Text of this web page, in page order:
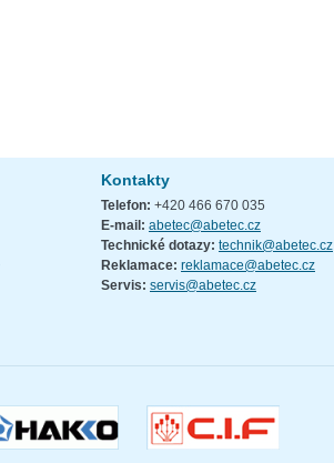
Kontakty
Telefon: +420 466 670 035
E-mail: abetec@abetec.cz
Technické dotazy: technik@abetec.cz
Reklamace: reklamace@abetec.cz
Servis: servis@abetec.cz